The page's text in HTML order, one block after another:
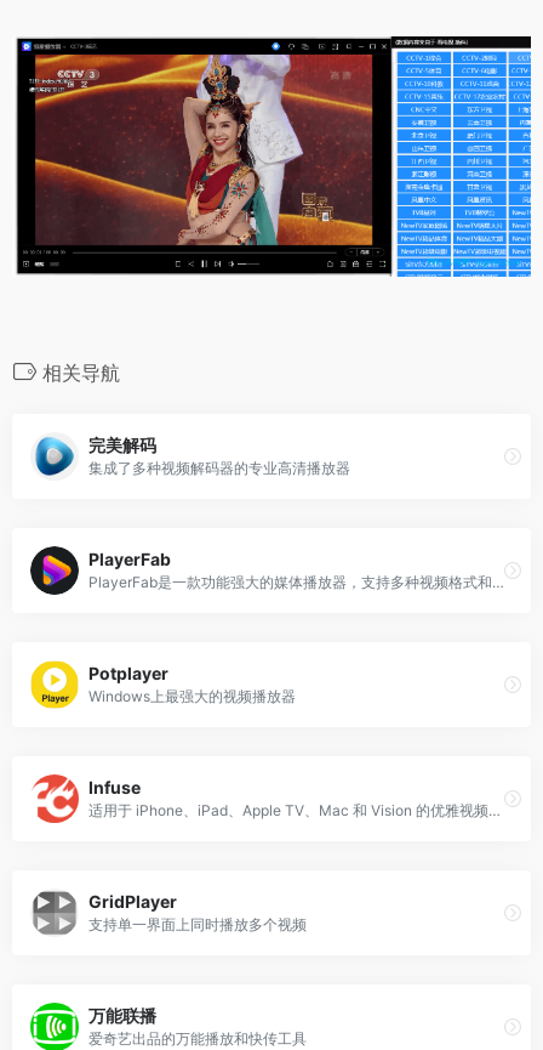
相关导航
完美解码
集成了多种视频解码器的专业高清播放器
PlayerFab
PlayerFab是一款功能强大的媒体播放器，支持多种视频格式和流媒体平台，包括本地视频、DVD/Blu-ray/UHD光盘以及来自Amazon、Netflix、Tubi和Peacock等主流流媒体服务的内容。
Potplayer
Windows上最强大的视频播放器
Infuse
适用于 iPhone、iPad、Apple TV、Mac 和 Vision 的优雅视频播放器。
GridPlayer
支持单一界面上同时播放多个视频
万能联播
爱奇艺出品的万能播放和快传工具